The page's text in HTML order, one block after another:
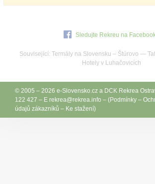
Sledujte Rekreu na
Související: Termály na Slovensku – Štúrovo —
Hotely v Luhačovicích
© 2005 – 2026 e-Slovensko.cz a DCK Rekrea
122 427 – E rekrea@rekrea.info – (Podmínky –
údajů zákazníků – Ke stažení)